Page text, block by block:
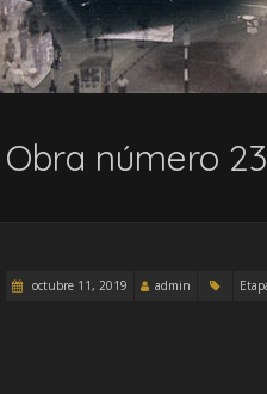
Obra número
octubre 11, 2019 admin